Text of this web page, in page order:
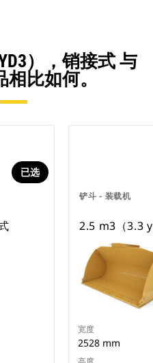
），销接式 与
比如何。
已选
铲斗 - 装载机
2.5 m3（3.3
宽度
2528 mm